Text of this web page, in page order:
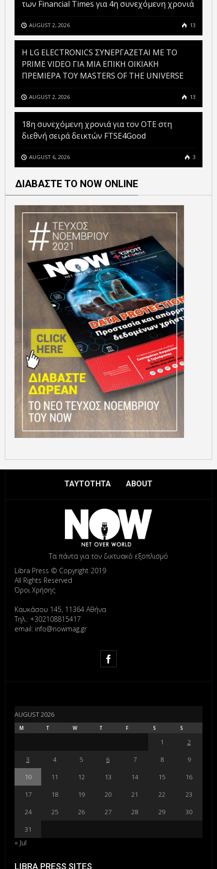
των Financial Times για 4η συνεχόμενη χρονιά
AUGUST 2, 2026 13
H LG ELECTRONICS ΣΥΝΕΡΓΑΖΕΤΑΙ ΜΕ ΤΟ
PRIME VIDEO ΓΙΑ ΜΙΑ ΕΠΙΚΗ ΟΙΚΙΑΚΗ
ΠΡΕΜΙΕΡΑ ΤΟΥ MASTERS OF THE UNIVERSE
AUGUST 2, 2026 13
18η συνεχόμενη χρονιά για τον ΟΤΕ στη
διεθνή σειρά δεικτών FTSE4Good
AUGUST 6, 2026 3
ΔΙΑΒΑΣΤΕ ΤΟ NOW ONLINE
ΤΑΥΤΟΤΗΤΑ ABOUT
Τα πάντα για τον δικτυακό εξοπλισμό
Libra Press © Copyright 2019
All Rights Reserved
Όροι Χρήσης
Καυκάσου 145, 11364 Αθήνα
Τηλ.: +302108815417
email: info@nowmag.gr
AUGUST 2026
M T W T F S S
1
2
3
4 5 6 7 8
9
10
11 12 13 14 15
16
17
18 19 20 21 22
23
24
25 26 27 28 29
30
31
« Jul
LIBRA PRESS SITES